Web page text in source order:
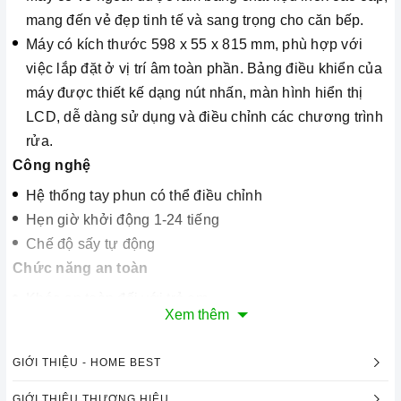
mang đến vẻ đẹp tinh tế và sang trọng cho căn bếp.
Máy có kích thước 598 x 55 x 815 mm, phù hợp với
việc lắp đặt ở vị trí âm toàn phần. Bảng điều khiển của
máy được thiết kế dạng nút nhấn, màn hình hiển thị
LCD, dễ dàng sử dụng và điều chỉnh các chương trình
rửa.
Công nghệ
Hệ thống tay phun có thể điều chỉnh
Hẹn giờ khởi động 1-24 tiếng
Chế độ sấy tự động
Chức năng an toàn
2. Một số lưu ý khi sử dụng sản phẩm
Sử dụng đúng chất tẩy rửa:
Xem thêm
GIỚI THIỆU - HOME BEST